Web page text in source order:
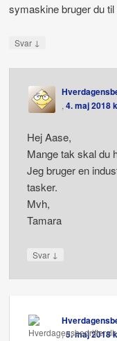
symaskine bruger du
Svar ↓
, 4. maj 2018
Hej Aase,
Mange tak skal du
Jeg bruger en
tasker.
Mvh,
Tamara
Svar ↓
,5. maj 2018